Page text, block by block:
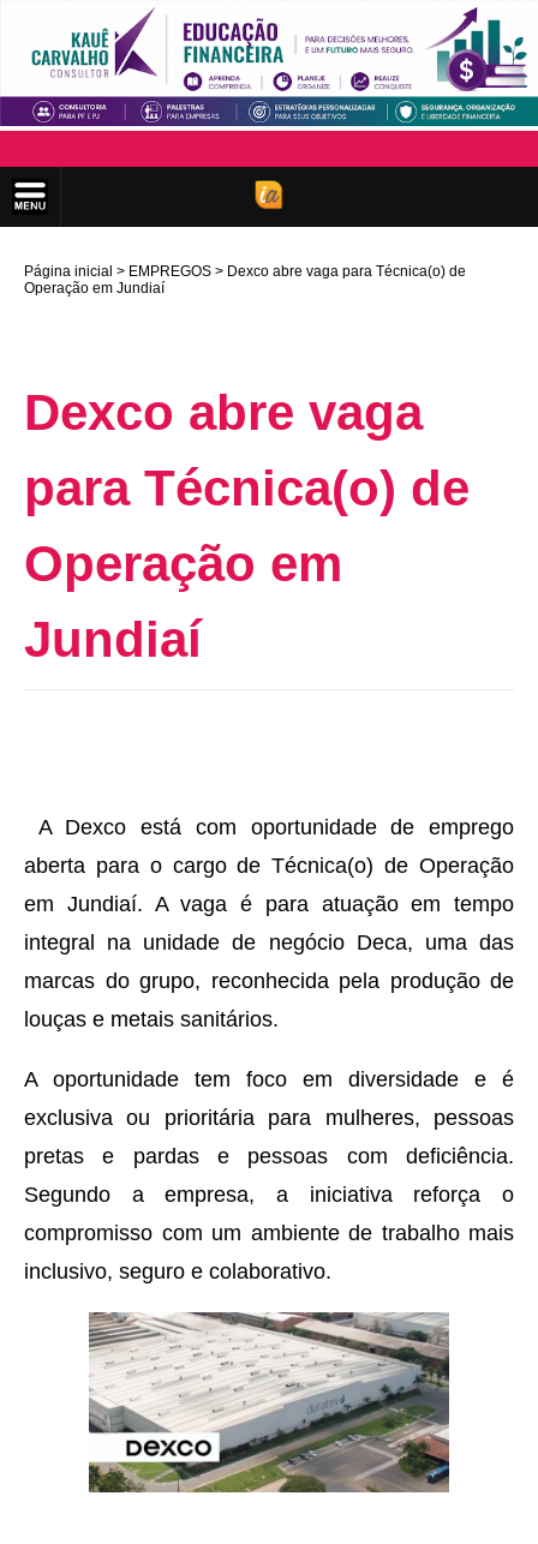
Página inicial EMPREGOS
Dexco abre vaga para Técnica(o) de
Operação em Jundiaí
Dexco abre vaga
para Técnica(o) de
Operação em
Jundiaí
A Dexco está com oportunidade de emprego
aberta para o cargo de Técnica(o) de Operação
em Jundiaí. A vaga é para atuação em tempo
integral na unidade de negócio Deca, uma das
marcas do grupo, reconhecida pela produção de
louças e metais sanitários.
A oportunidade tem foco em diversidade e é
exclusiva ou prioritária para mulheres, pessoas
pretas e pardas e pessoas com deficiência.
Segundo a empresa, a iniciativa reforça o
compromisso com um ambiente de trabalho mais
inclusivo, seguro e colaborativo.